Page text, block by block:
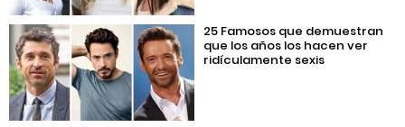
25 Famosos que demuestran
que los años los hacen ver
ridículamente sexis